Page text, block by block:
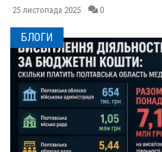
25 листопада 2025 0
БЛОГИ